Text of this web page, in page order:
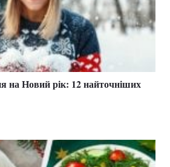
на Новий рік: 12 найточніших